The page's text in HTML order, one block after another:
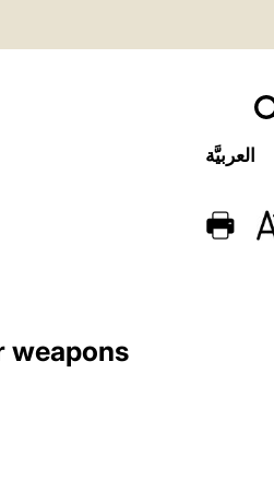
العربيَّة
ENGLISH
weapons